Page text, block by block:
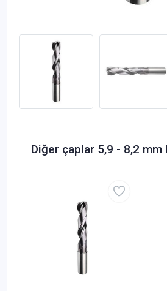
Diğer çaplar 5,9 - 8,2 mm